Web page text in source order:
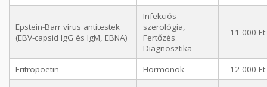
Epstein-Barr vírus antitestek
(EBV-capsid IgG és IgM, EBNA)
Infekciós
szerológia,
Fertőzés
Diagnosztika
11 000 Ft
Eritropoetin Hormonok 12 000 Ft